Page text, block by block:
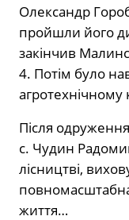
Олександр
пройшли його
закінчив
4. Потім було
агротехнічному
Після
с. Чудин
лісництві,
життя…